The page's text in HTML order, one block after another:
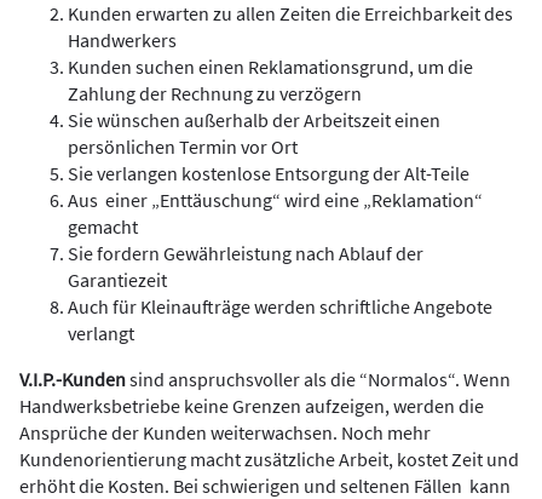
Kunden erwarten zu allen Zeiten die Erreichbarkeit des
Handwerkers
Kunden suchen einen Reklamationsgrund, um die
Zahlung der Rechnung zu verzögern
Sie wünschen außerhalb der Arbeitszeit einen
persönlichen Termin vor Ort
Sie verlangen kostenlose Entsorgung der Alt-Teile
Aus einer „Enttäuschung“ wird eine „Reklamation“
gemacht
Sie fordern Gewährleistung nach Ablauf der
Garantiezeit
Auch für Kleinaufträge werden schriftliche Angebote
verlangt
V.I.P.-Kundensind anspruchsvoller als die “Normalos“. Wenn
Handwerksbetriebe keine Grenzen aufzeigen, werden die
Ansprüche der Kunden weiterwachsen. Noch mehr
Kundenorientierung macht zusätzliche Arbeit, kostet Zeit und
erhöht die Kosten. Bei schwierigen und seltenen Fällen kann